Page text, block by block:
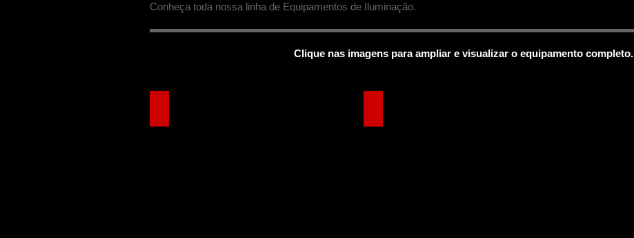
Conheça toda nossa linha de Equipamentos de Iluminação.
Clique nas imagens para ampliar e visualizar o equipamento completo.